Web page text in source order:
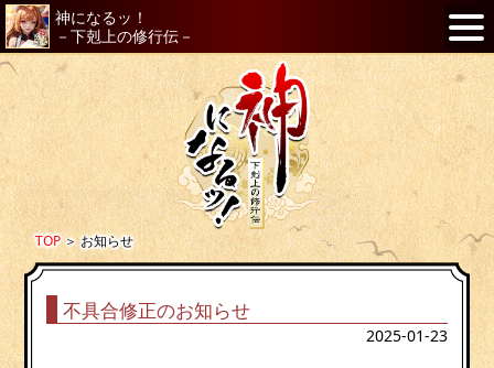
神になるッ！
－下剋上の修行伝－
TOP＞お知らせ
不具合修正のお知らせ
2025-01-23